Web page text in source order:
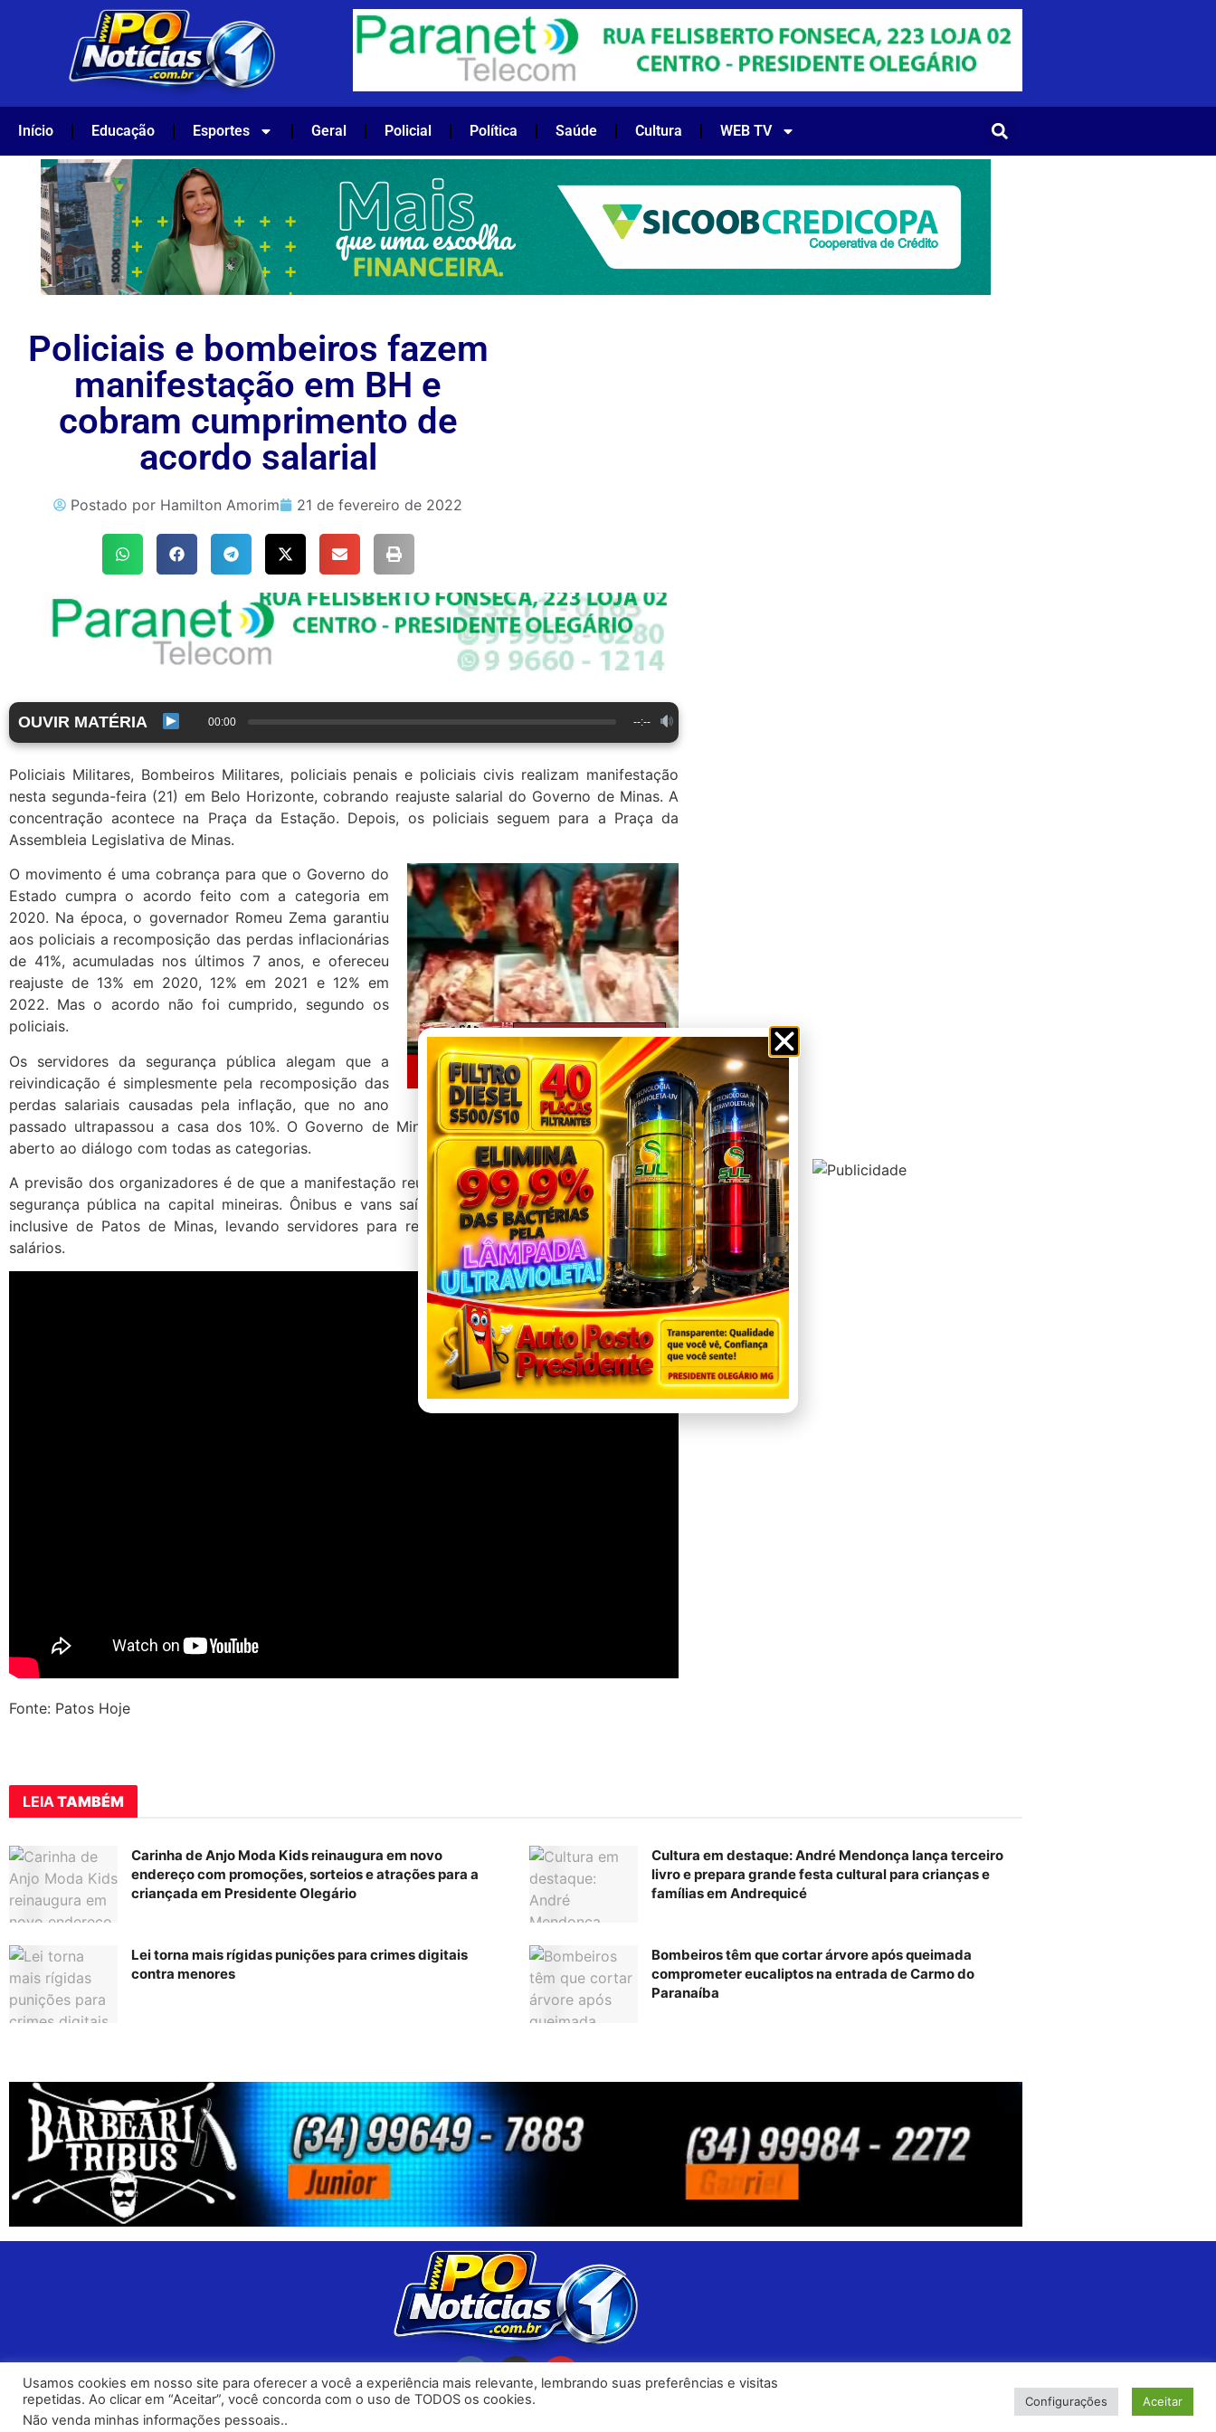
Início Educação Esportes Geral Policial Política Saúde Cultura WEB TV
Policiais e bombeiros fazem
manifestação em BH e
cobram cumprimento de
acordo salarial
Postado por Hamilton Amorim 21 de fevereiro de 2022
OUVIR MATÉRIA 00:00 --:--
Policiais Militares, Bombeiros Militares, policiais penais e policiais civis realizam manifestação
nesta segunda-feira (21) em Belo Horizonte, cobrando reajuste salarial do Governo de Minas. A
concentração acontece na Praça da Estação. Depois, os policiais seguem para a Praça da
Assembleia Legislativa de Minas.
O movimento é uma cobrança para que o Governo do
Estado cumpra o acordo feito com a categoria em
2020. Na época, o governador Romeu Zema garantiu
aos policiais a recomposição das perdas inflacionárias
de 41%, acumuladas nos últimos 7 anos, e ofereceu
reajuste de 13% em 2020, 12% em 2021 e 12% em
2022. Mas o acordo não foi cumprido, segundo os
policiais.
Os servidores da segurança pública alegam que a
reivindicação é simplesmente pela recomposição das
perdas salariais causadas pela inflação, que no ano
passado ultrapassou a casa dos 10%. O Governo de Minas emitiu nota informando que está
aberto ao diálogo com todas as categorias.
A previsão dos organizadores é de que a manifestação reúna em torna de 20 mil servidores da
segurança pública na capital mineiras. Ônibus e vans saíram de diversas cidades do Estado,
inclusive de Patos de Minas, levando servidores para reforçar a reivindicação por melhores
salários.
Fonte: Patos Hoje
LEIA TAMBÉM
Carinha de Anjo Moda Kids reinaugura em novo
endereço com promoções, sorteios e atrações para a
criançada em Presidente Olegário
Cultura em destaque: André Mendonça lança terceiro
livro e prepara grande festa cultural para crianças e
famílias em Andrequicé
Lei torna mais rígidas punições para crimes digitais
contra menores
Bombeiros têm que cortar árvore após queimada
comprometer eucaliptos na entrada de Carmo do
Paranaíba
PONotícias
Usamos cookies em nosso site para oferecer a você a experiência mais relevante, lembrando suas preferências e visitas
repetidas. Ao clicar em “Aceitar”, você concorda com o uso de TODOS os cookies.
Não venda minhas informações pessoais..
Configurações Aceitar